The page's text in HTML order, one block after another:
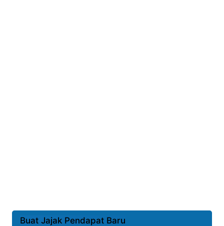
Buat Jajak Pendapat Baru